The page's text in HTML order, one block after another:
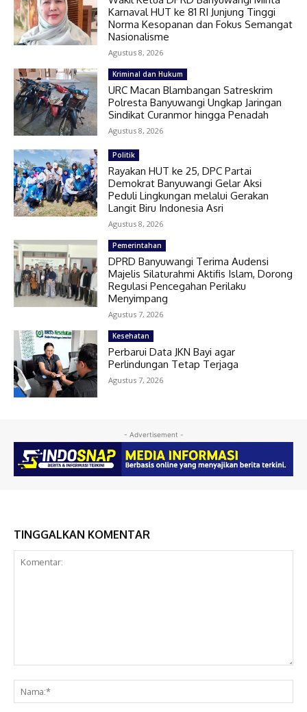
Karnaval HUT ke 81 RI Junjung Tinggi
Norma Kesopanan dan Fokus Semangat
Nasionalisme
Agustus 8, 2026
Kriminal dan Hukum
URC Macan Blambangan Satreskrim
Polresta Banyuwangi Ungkap Jaringan
Sindikat Curanmor hingga Penadah
Agustus 8, 2026
Politik
Rayakan HUT ke 25, DPC Partai
Demokrat Banyuwangi Gelar Aksi
Peduli Lingkungan melalui Gerakan
Langit Biru Indonesia Asri
Agustus 8, 2026
Pemerintahan
DPRD Banyuwangi Terima Audensi
Majelis Silaturahmi Aktifis Islam, Dorong
Regulasi Pencegahan Perilaku
Menyimpang
Agustus 7, 2026
Kesehatan
Perbarui Data JKN Bayi agar
Perlindungan Tetap Terjaga
Agustus 7, 2026
- Advertisement -
TINGGALKAN KOMENTAR